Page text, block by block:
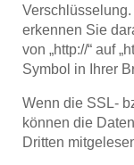
erkennen Sie
von „http://“ auf
Symbol in Ihrer
Wenn die SSL-
können die
Dritten